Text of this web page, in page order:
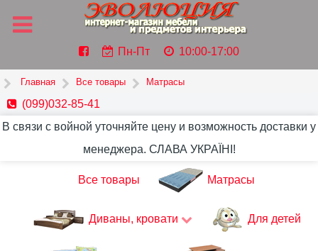
Пн-Пт 10:00-17:00
Главная Все товары Матрасы
(099)032-85-41
В связи с войной уточняйте цену и возможность доставки у
менеджера. СЛАВА УКРАЇНІ!
Все товары Матрасы
Диваны, кровати Для детей